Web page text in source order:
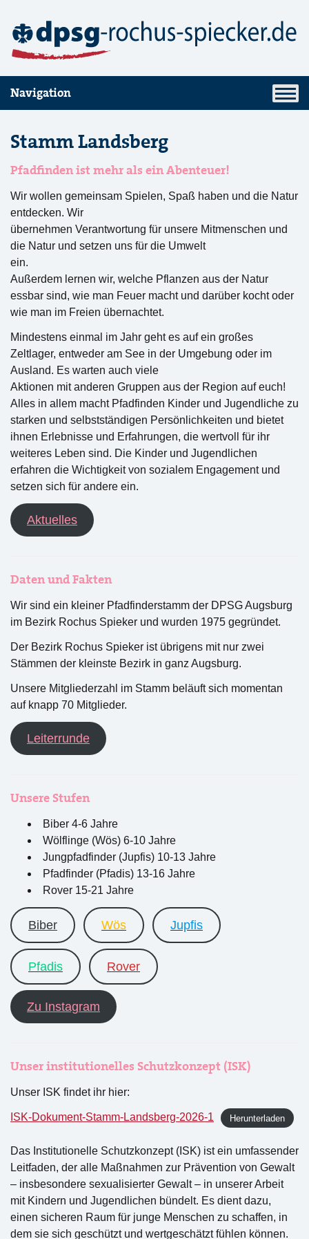
Navigation
Stamm Landsberg
Pfadfinden ist mehr als ein Abenteuer!
Wir wollen gemeinsam Spielen, Spaß haben und die Natur
entdecken. Wir
übernehmen Verantwortung für unsere Mitmenschen und
die Natur und setzen uns für die Umwelt
ein.
Außerdem lernen wir, welche Pflanzen aus der Natur
essbar sind, wie man Feuer macht und darüber kocht oder
wie man im Freien übernachtet.
Mindestens einmal im Jahr geht es auf ein großes
Zeltlager, entweder am See in der Umgebung oder im
Ausland. Es warten auch viele
Aktionen mit anderen Gruppen aus der Region auf euch!
Alles in allem macht Pfadfinden Kinder und Jugendliche zu
starken und selbstständigen Persönlichkeiten und bietet
ihnen Erlebnisse und Erfahrungen, die wertvoll für ihr
weiteres Leben sind. Die Kinder und Jugendlichen
erfahren die Wichtigkeit von sozialem Engagement und
setzen sich für andere ein.
Aktuelles
Daten und Fakten
Wir sind ein kleiner Pfadfinderstamm der DPSG Augsburg
im Bezirk Rochus Spieker und wurden 1975 gegründet.
Der Bezirk Rochus Spieker ist übrigens mit nur zwei
Stämmen der kleinste Bezirk in ganz Augsburg.
Unsere Mitgliederzahl im Stamm beläuft sich momentan
auf knapp 70 Mitglieder.
Leiterrunde
Unsere Stufen
Biber 4-6 Jahre
Wölflinge (Wös) 6-10 Jahre
Jungpfadfinder (Jupfis) 10-13 Jahre
Pfadfinder (Pfadis) 13-16 Jahre
Rover 15-21 Jahre
Biber Wös Jupfis
Pfadis Rover
Zu Instagram
Unser institutionelles Schutzkonzept (ISK)
Unser ISK findet ihr hier:
ISK-Dokument-Stamm-Landsberg-2026-1 Herunterladen
Das Institutionelle Schutzkonzept (ISK) ist ein umfassender
Leitfaden, der alle Maßnahmen zur Prävention von Gewalt
– insbesondere sexualisierter Gewalt – in unserer Arbeit
mit Kindern und Jugendlichen bündelt. Es dient dazu,
einen sicheren Raum für junge Menschen zu schaffen, in
dem sie sich geschützt und wertgeschätzt fühlen können.